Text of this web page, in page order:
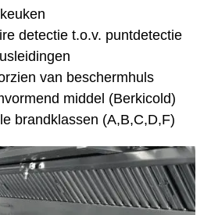
detectie t.o.v. puntdetectie
van beschermhuls
middel (Berkicold)
brandklassen (A,B,C,D,F)